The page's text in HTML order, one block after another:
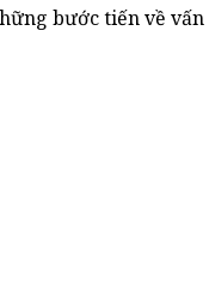
bước tiến về vấn